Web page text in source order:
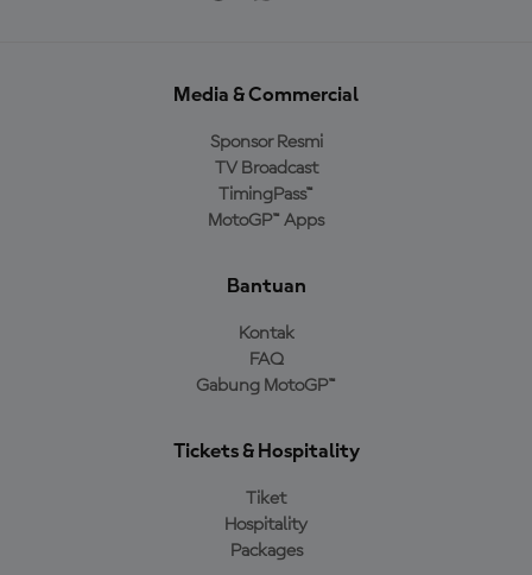
Media & Commercial
Sponsor Resmi
TV Broadcast
TimingPass™
MotoGP™ Apps
Bantuan
Kontak
FAQ
Gabung MotoGP™
Tickets & Hospitality
Tiket
Hospitality
Packages